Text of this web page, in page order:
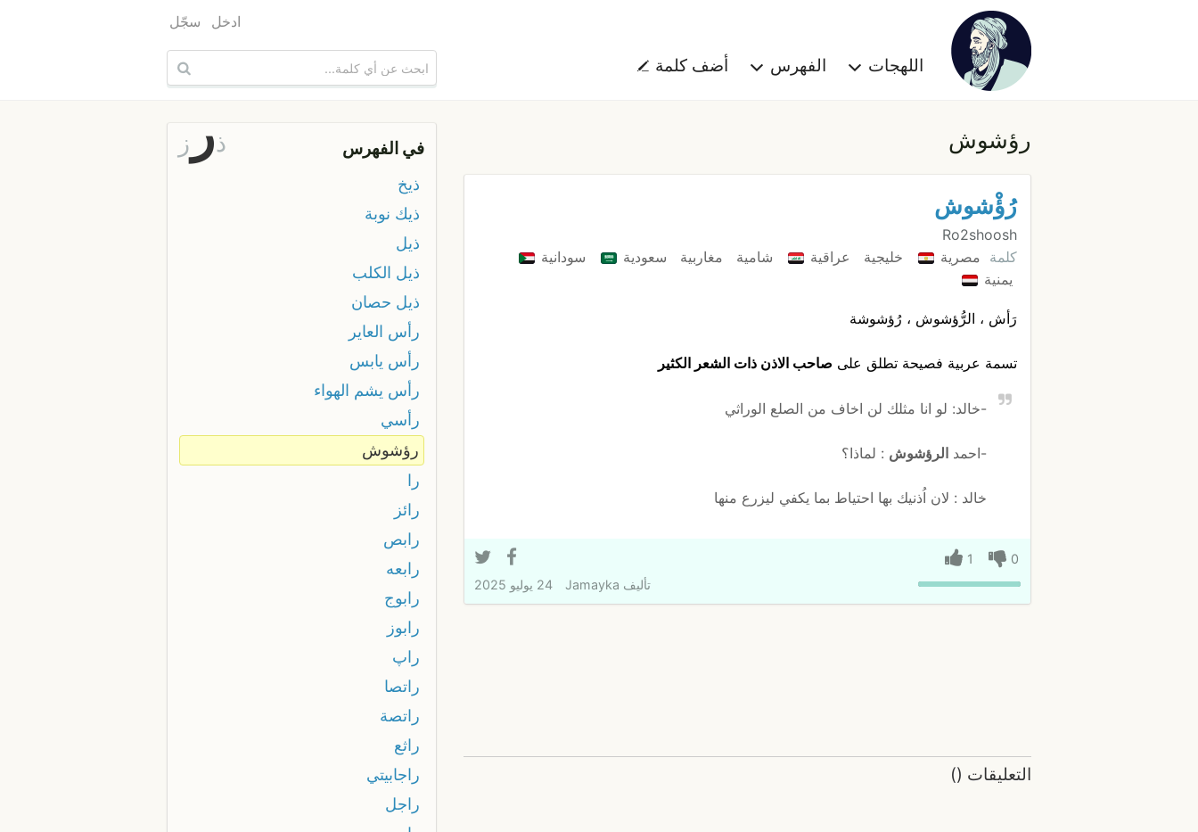
اللهجات الفهرس أضف كلمة
ادخل سجّل
رؤشوش
رُؤْشوش
Ro2shoosh
كلمة مصرية خليجية عراقية شامية مغاربية سعودية
سودانية
يمنية
رَأش ، الرُّؤشوش ، رُؤشوشة
تسمة عربية فصيحة تطلق على صاحب الاذن ذات الشعر الكثير
-خالد: لو انا مثلك لن اخاف من الصلع الوراثي
-احمد الرؤشوش : لماذا؟
خالد : لان اُذنيك بها احتياط بما يكفي ليزرع منها
0
1
تأليف Jamayka 24 يوليو 2025
التعليقات (
)
في الفهرس ذر ز
ذيخ
ذيك نوبة
ذيل
ذيل الكلب
ذيل حصان
رأس العاير
رأس يابس
رأس يشم الهواء
رأسي
رؤشوش
را
رائز
رابص
رابعه
رابوج
رابوز
راپ
راتصا
راتصة
راثع
راجابيتي
راجل